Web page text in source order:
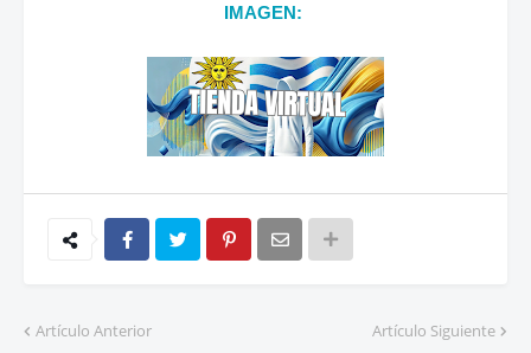
IMAGEN:
Artículo Anterior Artículo Siguiente